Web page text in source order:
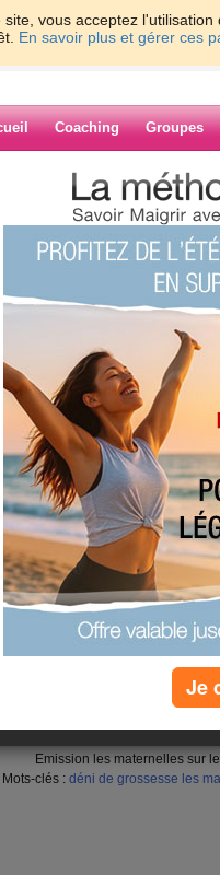
vous acceptez
En savoir plus et gérer ces
Coaching Groupes
> cecileneuville > Le
de
déni de
et
le 20/01/2009 à 14:15
Emission les maternelles sur
Mots-clés : déni de grossesse les
Je